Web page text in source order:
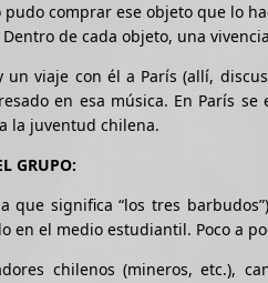
comprar ese objeto que lo
de cada objeto, una
viaje con él a París (allí,
en esa música. En París
la juventud chilena.
GRUPO:
que significa “los tres
en el medio estudiantil. Poco a
chilenos (mineros, etc.),